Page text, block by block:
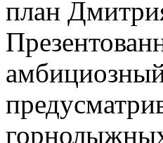
план
амбициозный